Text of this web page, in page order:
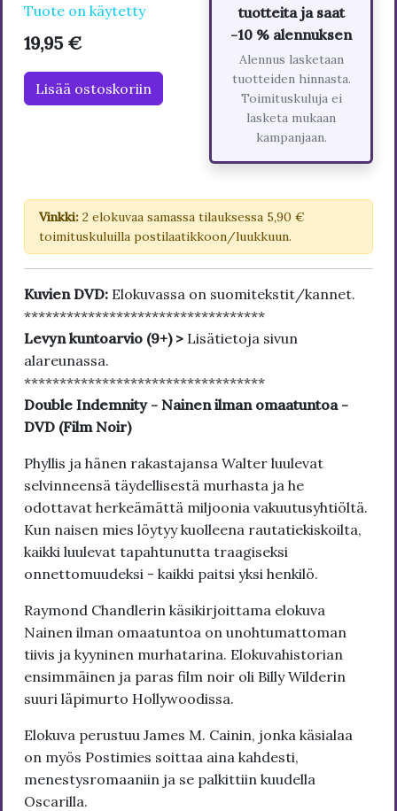
Tuote on käytetty
19,95 €
Lisää ostoskoriin
tuotteita ja saat
-10 % alennuksen
Alennus lasketaan
tuotteiden hinnasta.
Toimituskuluja ei
lasketa mukaan
kampanjaan.
Vinkki: 2 elokuvaa samassa tilauksessa 5,90 €
toimituskuluilla postilaatikkoon/luukkuun.
Kuvien DVD: Elokuvassa on suomitekstit/kannet.
**********************************
Levyn kuntoarvio (9+) > Lisätietoja sivun
alareunassa.
**********************************
Double Indemnity - Nainen ilman omaatuntoa -
DVD (Film Noir)
Phyllis ja hänen rakastajansa Walter luulevat
selvinneensä täydellisestä murhasta ja he
odottavat herkeämättä miljoonia vakuutusyhtiöltä.
Kun naisen mies löytyy kuolleena rautatiekiskoilta,
kaikki luulevat tapahtunutta traagiseksi
onnettomuudeksi - kaikki paitsi yksi henkilö.
Raymond Chandlerin käsikirjoittama elokuva
Nainen ilman omaatuntoa on unohtumattoman
tiivis ja kyyninen murhatarina. Elokuvahistorian
ensimmäinen ja paras film noir oli Billy Wilderin
suuri läpimurto Hollywoodissa.
Elokuva perustuu James M. Cainin, jonka käsialaa
on myös Postimies soittaa aina kahdesti,
menestysromaaniin ja se palkittiin kuudella
Oscarilla.